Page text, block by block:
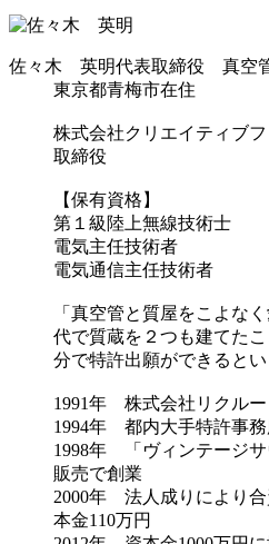
佐々木 英明代表取締役 真空
東京都青梅市在住
株式会社クリエイティブ
取締役
【保有資格】
第１級陸上無線技術士
電気主任技術者
電気通信主任技術者
「真空管と質屋をこよな
代で質蔵を２つも建てた
分で特許出願ができるとい
1991年 株式会社リクルー
1994年 都内大手特許事
1998年 「ヴィンテージ
販売で創業
2000年 法人成りにより
本金110万円